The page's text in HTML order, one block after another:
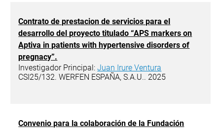
Contrato de prestacion de servicios para el
desarrollo del proyecto titulado “APS markers on
Aptiva in patients with hypertensive disorders of
pregnacy”.
Investigador Principal:Juan Irure Ventura
CSI25/132. WERFEN ESPAÑA, S.A.U.. 2025
Convenio para la colaboración de la Fundación